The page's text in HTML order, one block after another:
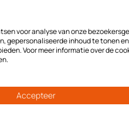
voor analyse van onze
gepersonaliseerde inhoud te tonen
Voor meer informatie over de
Accepteer